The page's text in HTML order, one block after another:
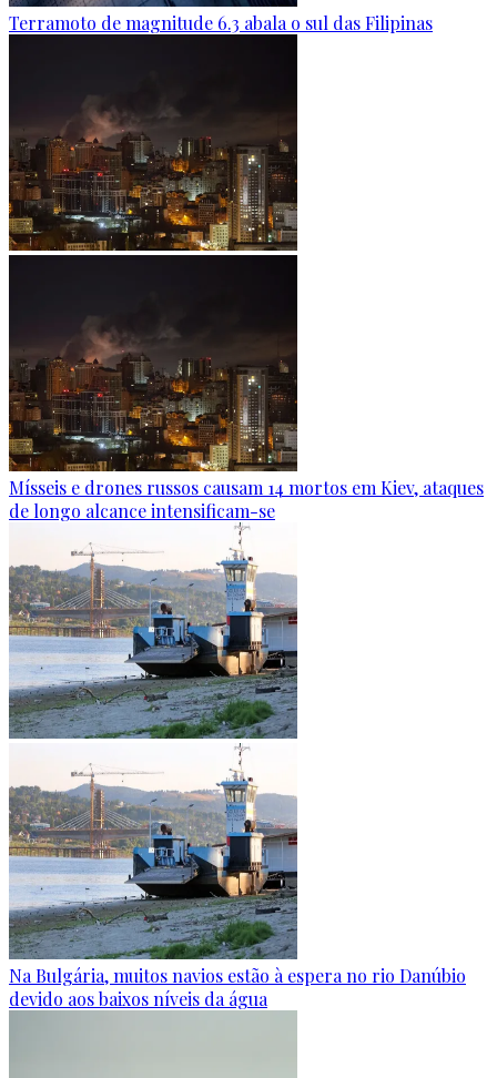
Terramoto de magnitude 6.3 abala o sul das Filipinas
Mísseis e drones russos causam 14 mortos em Kiev, ataques
de longo alcance intensificam-se
Na Bulgária, muitos navios estão à espera no rio Danúbio
devido aos baixos níveis da água